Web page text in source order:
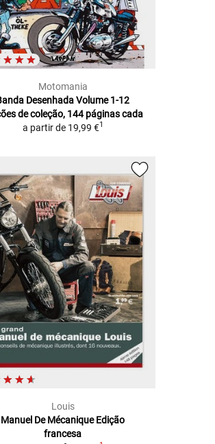
Motomania
Desenhada Volume 1-12
de coleção, 144 páginas cada
a partir de 19,99 €1
Louis
Manuel De Mécanique Edição
francesa